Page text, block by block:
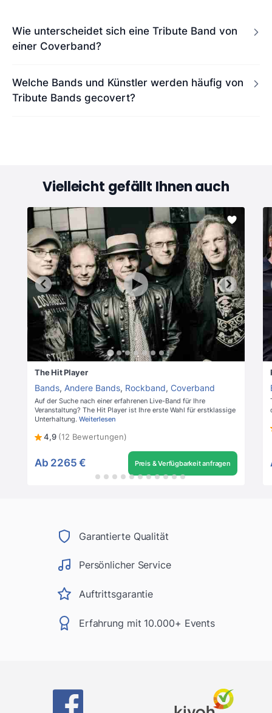
Wie unterscheidet sich eine Tribute Band von
einer Coverband?
Welche Bands und Künstler werden häufig von
Tribute Bands gecovert?
Vielleicht gefällt Ihnen auch
The Hit Player
Bands, Andere Bands, Rockband, Coverband
Auf der Suche nach einer erfahrenen Live-Band für Ihre
Veranstaltung? The Hit Player ist Ihre erste Wahl für erstklassige
Unterhaltung. Weiterlesen
4,9 (12 Bewertungen)
Ab 2265 € Preis & Verfügbarkeit anfragen
Garantierte Qualität
Persönlicher Service
Auftrittsgarantie
Erfahrung mit 10.000+ Events